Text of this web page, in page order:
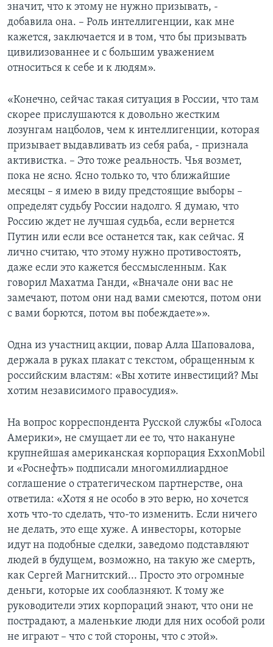
значит, что к этому не нужно призывать, -
добавила она. – Роль интеллигенции, как мне
кажется, заключается и в том, что бы призывать
цивилизованнее и с большим уважением
относиться к себе и к людям».
«Конечно, сейчас такая ситуация в России, что там
скорее прислушаются к довольно жестким
лозунгам нацболов, чем к интеллигенции, которая
призывает выдавливать из себя раба, - признала
активистка. – Это тоже реальность. Чья возмет,
пока не ясно. Ясно только то, что ближайшие
месяцы – я имею в виду предстоящие выборы –
определят судьбу России надолго. Я думаю, что
Россию ждет не лучшая судьба, если вернется
Путин или если все останется так, как сейчас. Я
лично считаю, что этому нужно противостоять,
даже если это кажется бессмысленным. Как
говорил Махатма Ганди, «Вначале они вас не
замечают, потом они над вами смеются, потом они
с вами борются, потом вы побеждаете»».
Одна из участниц акции, повар Алла Шаповалова,
держала в руках плакат с текстом, обращенным к
российским властям: «Вы хотите инвестиций? Мы
хотим независимого правосудия».
На вопрос корреспондента Русской службы «Голоса
Америки», не смущает ли ее то, что накануне
крупнейшая американская корпорация ExxonMobil
и «Роснефть» подписали многомиллиардное
соглашение о стратегическом партнерстве, она
ответила: «Хотя я не особо в это верю, но хочется
хоть что-то сделать, что-то изменить. Если ничего
не делать, это еще хуже. А инвесторы, которые
идут на подобные сделки, заведомо подставляют
людей в будущем, возможно, на такую же смерть,
как Сергей Магнитский... Просто это огромные
деньги, которые их сооблазняют. К тому же
руководители этих корпораций знают, что они не
пострадают, а маленькие люди для них особой роли
не играют – что с той стороны, что с этой».